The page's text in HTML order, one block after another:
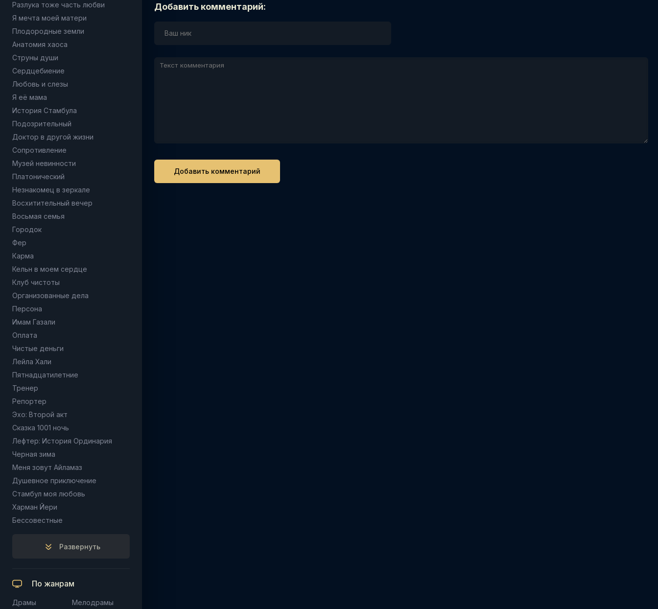
Разлука тоже часть любви
Я мечта моей матери
Плодородные земли
Анатомия хаоса
Струны души
Сердцебиение
Любовь и слезы
Я её мама
История Стамбула
Подозрительный
Доктор в другой жизни
Сопротивление
Музей невинности
Платонический
Незнакомец в зеркале
Восхитительный вечер
Восьмая семья
Городок
Фер
Карма
Кельн в моем сердце
Клуб чистоты
Организованные дела
Персона
Имам Газали
Оплата
Чистые деньги
Лейла Хали
Пятнадцатилетние
Тренер
Репортер
Эхо: Второй акт
Сказка 1001 ночь
Лефтер: История Ординария
Черная зима
Меня зовут Айламаз
Душевное приключение
Стамбул моя любовь
Харман Йери
Бессовестные
Развернуть
По жанрам
Драмы Мелодрамы
Добавить комментарий: